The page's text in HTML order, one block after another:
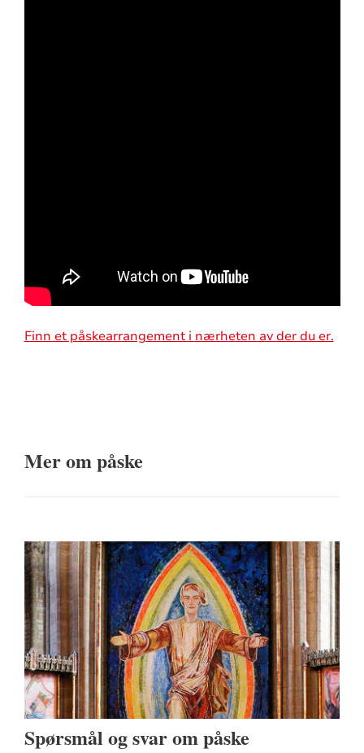
Finn et påskearrangement i nærheten av der du er.
Mer om påske
Spørsmål og svar om påske